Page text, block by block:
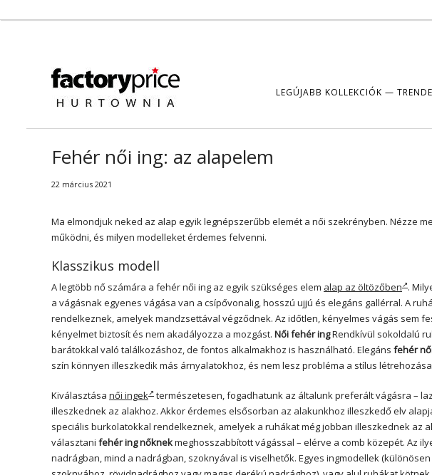
LEGÚJABB KOLLEKCIÓK —
Fehér női ing: az alapelem
22 március 2021
Ma elmondjuk neked az alap egyik legnépszerűbb elemét a női szekrényben. Nézze
működni, és milyen modelleket érdemes felvenni.
Klasszikus modell
A legtöbb nő számára a fehér női ing az egyik szükséges elem alap az öltözőben .
a vágásnak egyenes vágása van a csípővonalig, hosszú ujjú és elegáns gallérral. A
rendelkeznek, amelyek mandzsettával végződnek. Az időtlen, kényelmes vágás sem
kényelmet biztosít és nem akadályozza a mozgást. Női fehér ingRendkívül sokoldalú
barátokkal való találkozáshoz, de fontos alkalmakhoz is használható. Elegáns fehér
szín könnyen illeszkedik más árnyalatokhoz, és nem lesz probléma a stílus
Kiválasztása női ingek
természetesen, fogadhatunk az általunk preferált vágásra –
illeszkednek az alakhoz. Akkor érdemes elsősorban az alakunkhoz illeszkedő elv
speciális burkolatokkal rendelkeznek, amelyek a ruhákat még jobban illeszkednek az
választani fehér ing nőknekmeghosszabbított vágással – elérve a comb közepét. Az
nadrágban, mind a nadrágban, szoknyával is viselhetők. Egyes ingmodellek